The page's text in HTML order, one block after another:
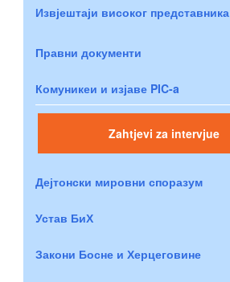
Извјештаји високог представника
Правни документи
Комуникеи и изјаве PIC-a
Zahtjevi za intervjue
Дејтонски мировни споразум
Устав БиХ
Закони Босне и Херцеговине